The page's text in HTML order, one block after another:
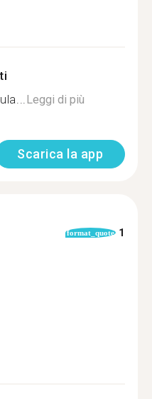
Leggi di più
Scarica la app
format_quote 1